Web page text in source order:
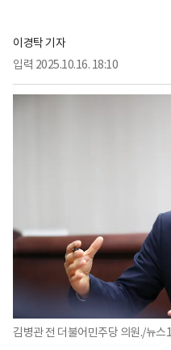
이경탁 기자
입력 2025.10.16. 18:10
김병관 전 더불어민주당 의원./뉴스1